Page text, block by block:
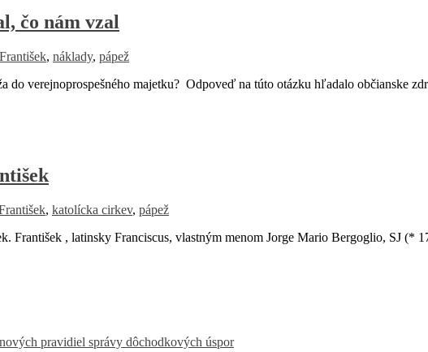
čo nám vzal
František, náklady, pápež
verejnoprospešného majetku? Odpoveď na túto otázku hľadalo občianske
, katolícka cirkev, pápež
František , latinsky Franciscus, vlastným menom Jorge Mario Bergoglio, SJ (*